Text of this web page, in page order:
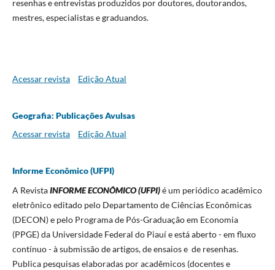
resenhas e entrevistas produzidos por doutores, doutorandos,
mestres, especialistas e graduandos.
Acessar revista Edição Atual
Geografia: Publicações Avulsas
Acessar revista
Edição Atual
Informe Econômico (UFPI)
A RevistaINFORME ECONÔMICO (UFPI)é um periódico acadêmico
eletrônico editado pelo Departamento de Ciências Econômicas
(DECON) e pelo Programa de Pós-Graduação em Economia
(PPGE) da Universidade Federal do Piauí e está aberto - em fluxo
contínuo - à submissão de artigos, de ensaios e de resenhas.
Publica pesquisas elaboradas por acadêmicos (docentes e